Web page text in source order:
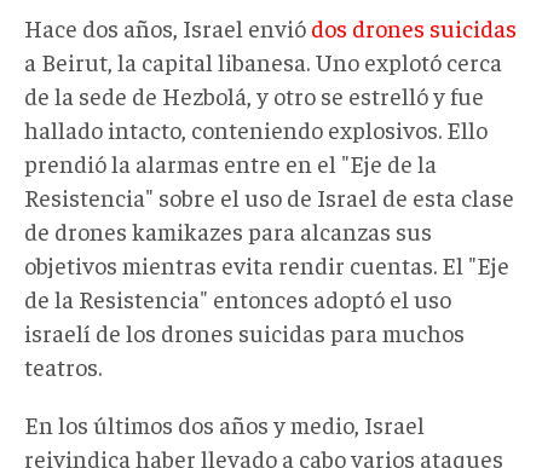
Hace dos años, Israel envió dos drones suicidas
a Beirut, la capital libanesa. Uno explotó cerca
de la sede de Hezbolá, y otro se estrelló y fue
hallado intacto, conteniendo explosivos. Ello
prendió la alarmas entre en el "Eje de la
Resistencia" sobre el uso de Israel de esta clase
de drones kamikazes para alcanzas sus
objetivos mientras evita rendir cuentas. El "Eje
de la Resistencia" entonces adoptó el uso
israelí de los drones suicidas para muchos
teatros.
En los últimos dos años y medio, Israel
reivindica haber llevado a cabo varios ataques